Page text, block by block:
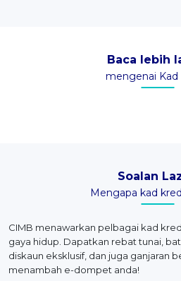
Baca lebih
mengenai Kad
Soalan
Mengapa kad
CIMB menawarkan pelbagai kad
gaya hidup. Dapatkan rebat tunai,
diskaun eksklusif, dan juga ganjaran
menambah e-dompet anda!